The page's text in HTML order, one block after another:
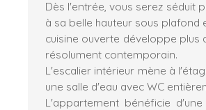
Dès l'entrée, vous serez séduit
à sa belle hauteur sous plafond
cuisine ouverte développe plus
résolument contemporain.
L'escalier intérieur mène à
une salle d'eau avec WC
L'appartement bénéficie